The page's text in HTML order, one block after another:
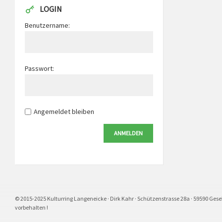
LOGIN
Benutzername:
Passwort:
Angemeldet bleiben
ANMELDEN
© 2015-2025 Kulturring Langeneicke · Dirk Kahr · Schützenstrasse 28a · 59590
vorbehalten !